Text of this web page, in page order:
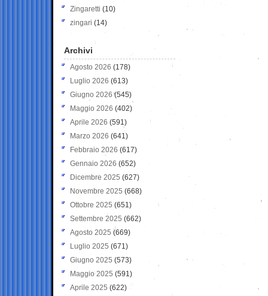
Zingaretti (10)
zingari (14)
Archivi
Agosto 2026 (178)
Luglio 2026 (613)
Giugno 2026 (545)
Maggio 2026 (402)
Aprile 2026 (591)
Marzo 2026 (641)
Febbraio 2026 (617)
Gennaio 2026 (652)
Dicembre 2025 (627)
Novembre 2025 (668)
Ottobre 2025 (651)
Settembre 2025 (662)
Agosto 2025 (669)
Luglio 2025 (671)
Giugno 2025 (573)
Maggio 2025 (591)
Aprile 2025 (622)